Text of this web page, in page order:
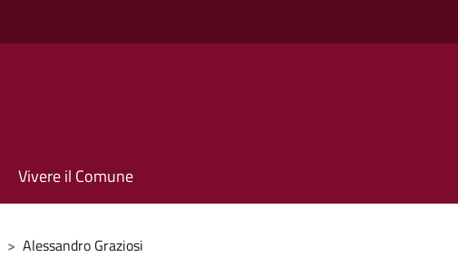
Vivere il Comune
> Alessandro Graziosi